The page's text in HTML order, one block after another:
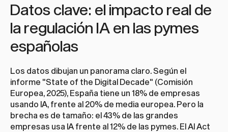
Datos clave: el impacto real de
la regulación IA en las pymes
españolas
Los datos dibujan un panorama claro. Según el
informe "State of the Digital Decade" (Comisión
Europea, 2025), España tiene un 18% de empresas
usando IA, frente al 20% de media europea. Pero la
brecha es de tamaño: el 43% de las grandes
empresas usa IA frente al 12% de las pymes. El AI Act